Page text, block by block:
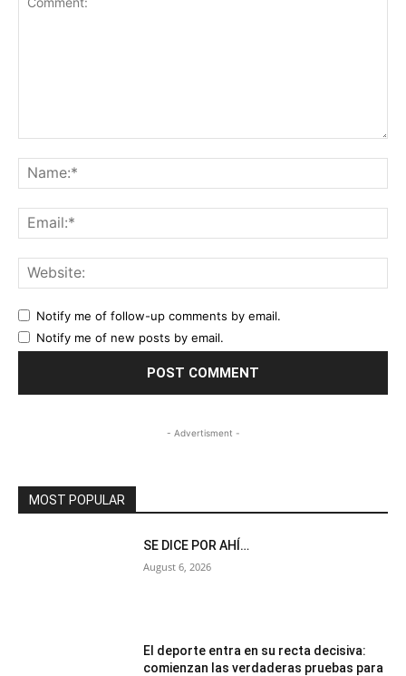
Notify me of follow-up comments by email.
Notify me of new posts by email.
- Advertisment -
MOST POPULAR
SE DICE POR AHÍ…
August 6, 2026
El deporte entra en su recta decisiva:
comienzan las verdaderas pruebas para